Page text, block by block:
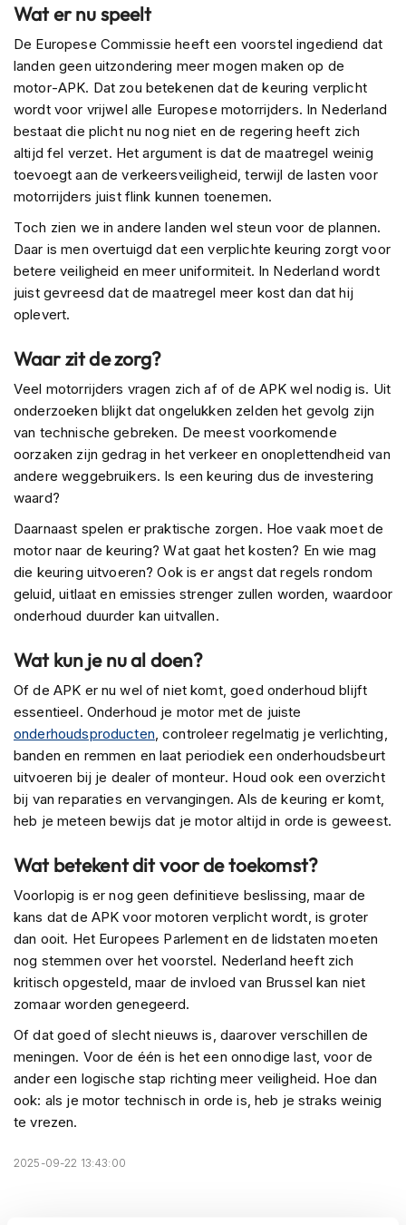
C
r
b
o
n
h
e
l
m
e
n
E
n
d
u
o
e
m
e
H
e
l
e
n
m
e
t
z
n
n
e
i
z
i
e
r
P
l
o
t
n
h
e
l
e
n
P
i
n
k
Wat er nu speelt
De Europese Commissie heeft een voorstel ingediend dat
landen geen uitzondering meer mogen maken op de
motor-APK. Dat zou betekenen dat de keuring verplicht
wordt voor vrijwel alle Europese motorrijders. In Nederland
bestaat die plicht nu nog niet en de regering heeft zich
altijd fel verzet. Het argument is dat de maatregel weinig
toevoegt aan de verkeersveiligheid, terwijl de lasten voor
motorrijders juist flink kunnen toenemen.
Toch zien we in andere landen wel steun voor de plannen.
Daar is men overtuigd dat een verplichte keuring zorgt voor
betere veiligheid en meer uniformiteit. In Nederland wordt
juist gevreesd dat de maatregel meer kost dan dat hij
oplevert.
Waar zit de zorg?
Veel motorrijders vragen zich af of de APK wel nodig is. Uit
onderzoeken blijkt dat ongelukken zelden het gevolg zijn
van technische gebreken. De meest voorkomende
oorzaken zijn gedrag in het verkeer en onoplettendheid van
andere weggebruikers. Is een keuring dus de investering
waard?
Daarnaast spelen er praktische zorgen. Hoe vaak moet de
motor naar de keuring? Wat gaat het kosten? En wie mag
die keuring uitvoeren? Ook is er angst dat regels rondom
geluid, uitlaat en emissies strenger zullen worden, waardoor
onderhoud duurder kan uitvallen.
Wat kun je nu al doen?
Of de APK er nu wel of niet komt, goed onderhoud blijft
essentieel. Onderhoud je motor met de juiste
onderhoudsproducten , controleer regelmatig je verlichting,
banden en remmen en laat periodiek een onderhoudsbeurt
uitvoeren bij je dealer of monteur. Houd ook een overzicht
bij van reparaties en vervangingen. Als de keuring er komt,
heb je meteen bewijs dat je motor altijd in orde is geweest.
Wat betekent dit voor de toekomst?
Voorlopig is er nog geen definitieve beslissing, maar de
kans dat de APK voor motoren verplicht wordt, is groter
dan ooit. Het Europees Parlement en de lidstaten moeten
nog stemmen over het voorstel. Nederland heeft zich
kritisch opgesteld, maar de invloed van Brussel kan niet
zomaar worden genegeerd.
Of dat goed of slecht nieuws is, daarover verschillen de
meningen. Voor de één is het een onnodige last, voor de
ander een logische stap richting meer veiligheid. Hoe dan
ook: als je motor technisch in orde is, heb je straks weinig
te vrezen.
2025-09-22 13:43:00